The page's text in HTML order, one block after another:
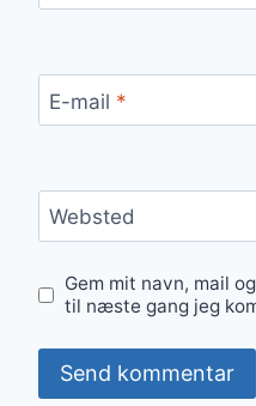
E-mail *
Websted
Gem mit navn, mail
til næste gang jeg